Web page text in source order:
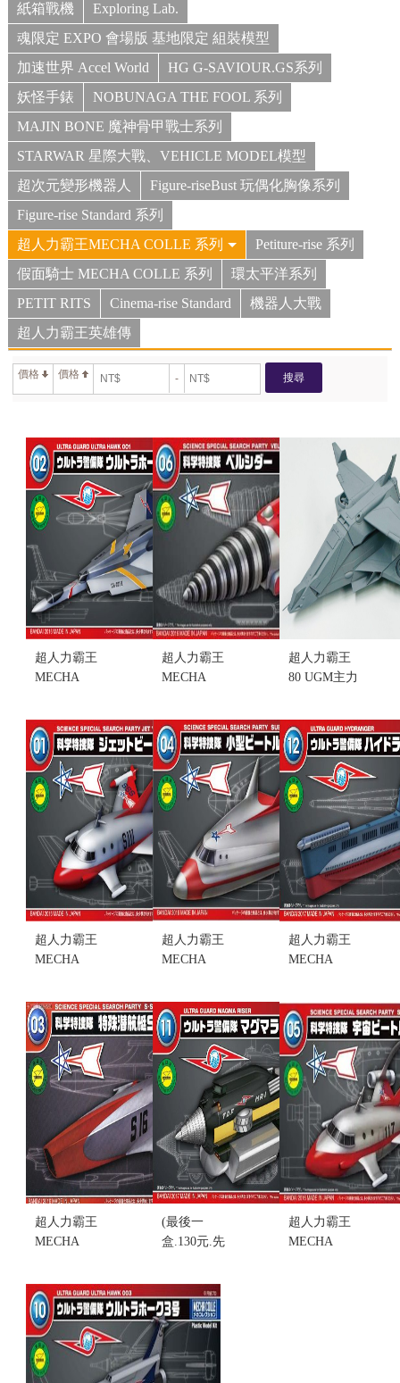
紙箱戰機
Exploring Lab.
魂限定 EXPO 會場版 基地限定 組裝模型
加速世界 Accel World
HG G-SAVIOUR.GS系列
妖怪手錶
NOBUNAGA THE FOOL 系列
MAJIN BONE 魔神骨甲戰士系列
STARWAR 星際大戰、VEHICLE MODEL模型
超次元變形機器人
Figure-riseBust 玩偶化胸像系列
Figure-rise Standard 系列
超人力霸王MECHA COLLE 系列
Petiture-rise 系列
假面騎士 MECHA COLLE 系列
環太平洋系列
PETIT RITS
Cinema-rise Standard
機器人大戰
超人力霸王英雄傳
價格 價格 - 搜尋
超人力霸王
MECHA
NO.002 宇宙
警備
隊'鷹'001戰
機 (不挑盒
況)(售完缺
貨...
售價:0
超人力霸王
MECHA
NO.006 地底
戰車 維魯席
達(不挑盒況)
售價:130
超人力霸王
80 UGM主力
GarL 模型
(不挑盒況)
(售完缺貨...
售價:0
超人力霸王
MECHA
NO.001 宇宙
飛艇 (不挑盒
況)
售價:130
超人力霸王
MECHA
NO.004 小型
宇宙飛艇 (不
挑盒況)
售價:130
超人力霸王
MECHA
巡守號 (不挑
盒況)(售完缺
貨...
售價:0
超人力霸王
MECHA
NO.003 微型
潛水艇 S (不
挑盒況)
售價:130
(最後一
盒.130元.先
人力霸王
MECHA
COLLE #11
NO.011 熔岩
上升器 組裝
模型
超人力霸王
MECHA